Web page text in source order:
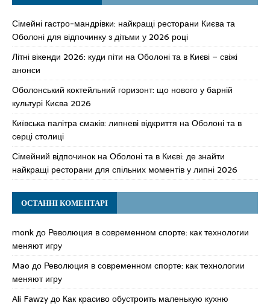
Сімейні гастро-мандрівки: найкращі ресторани Києва та
Оболоні для відпочинку з дітьми у 2026 році
Літні вікенди 2026: куди піти на Оболоні та в Києві – свіжі
анонси
Оболонський коктейльний горизонт: що нового у барній
культурі Києва 2026
Київська палітра смаків: липневі відкриття на Оболоні та в
серці столиці
Сімейний відпочинок на Оболоні та в Києві: де знайти
найкращі ресторани для спільних моментів у липні 2026
ОСТАННІ КОМЕНТАРІ
monkдо Революция в современном спорте: как технологии
меняют игру
Mao до Революция в современном спорте: как технологии
меняют игру
Ali Fawzyдо Как красиво обустроить маленькую кухню